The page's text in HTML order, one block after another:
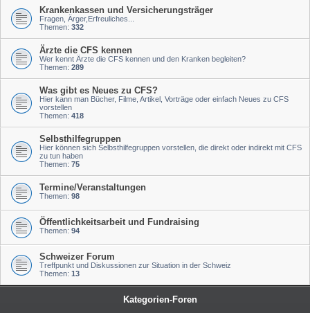
Krankenkassen und Versicherungsträger
Fragen, Ärger,Erfreuliches...
Themen: 332
Ärzte die CFS kennen
Wer kennt Ärzte die CFS kennen und den Kranken begleiten?
Themen: 289
Was gibt es Neues zu CFS?
Hier kann man Bücher, Filme, Artikel, Vorträge oder einfach Neues zu CFS
vorstellen
Themen: 418
Selbsthilfegruppen
Hier können sich Selbsthilfegruppen vorstellen, die direkt oder indirekt mit CFS
zu tun haben
Themen: 75
Termine/Veranstaltungen
Themen: 98
Öffentlichkeitsarbeit und Fundraising
Themen: 94
Schweizer Forum
Treffpunkt und Diskussionen zur Situation in der Schweiz
Themen: 13
Kategorien-Foren